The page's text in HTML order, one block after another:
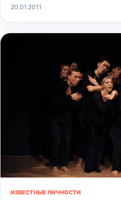
20.01.2011
ИЗВЕСТНЫЕ ЛИЧНОСТИ